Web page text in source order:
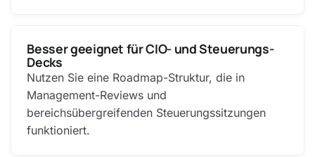
Besser geeignet für CIO- und Steuerungs-
Decks
Nutzen Sie eine Roadmap-Struktur, die in
Management-Reviews und
bereichsübergreifenden Steuerungssitzungen
funktioniert.